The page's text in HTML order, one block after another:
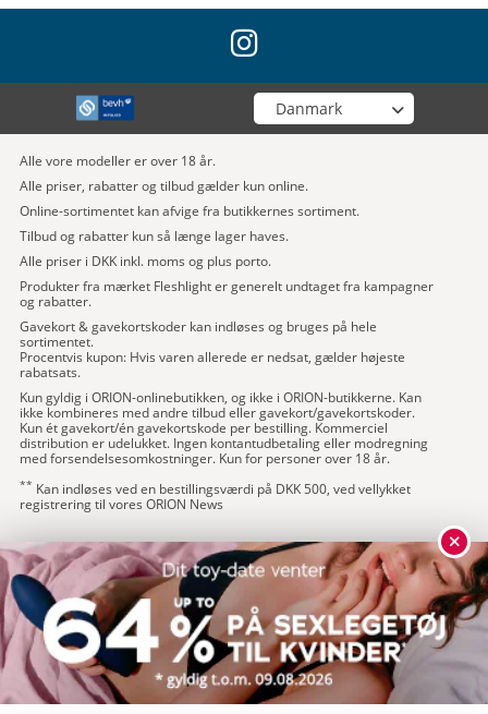
instagram
Vælg din butik
Alle vore modeller er over 18 år.
Alle priser, rabatter og tilbud gælder kun online.
Online-sortimentet kan afvige fra butikkernes sortiment.
Tilbud og rabatter kun så længe lager haves.
Alle priser i DKK inkl. moms og plus porto.
Produkter fra mærket Fleshlight er generelt undtaget fra kampagner
og rabatter.
Gavekort & gavekortskoder kan indløses og bruges på hele
sortimentet.
Procentvis kupon: Hvis varen allerede er nedsat, gælder højeste
rabatsats.
Kun gyldig i ORION-onlinebutikken, og ikke i ORION-butikkerne. Kan
ikke kombineres med andre tilbud eller gavekort/gavekortskoder.
Kun ét gavekort/én gavekortskode per bestilling. Kommerciel
distribution er udelukket. Ingen kontantudbetaling eller modregning
med forsendelsesomkostninger. Kun for personer over 18 år.
** Kan indløses ved en bestillingsværdi på DKK 500, ved vellykket
registrering til vores ORION News